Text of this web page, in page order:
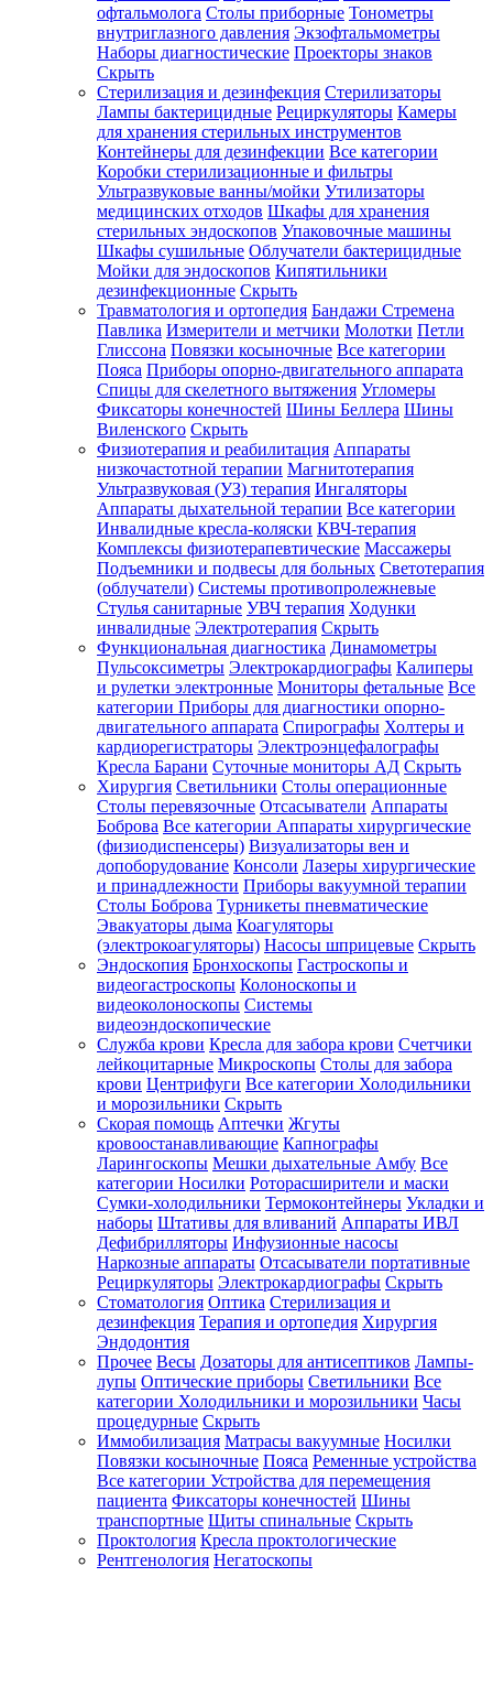
офтальмолога Столы приборные Тонометры
внутриглазного давления Экзофтальмометры
Наборы диагностические Проекторы знаков
Скрыть
Стерилизация и дезинфекция Стерилизаторы
Лампы бактерицидные Рециркуляторы Камеры
для хранения стерильных инструментов
Контейнеры для дезинфекции Все категории
Коробки стерилизационные и фильтры
Ультразвуковые ванны/мойки Утилизаторы
медицинских отходов Шкафы для хранения
стерильных эндоскопов Упаковочные машины
Шкафы сушильные Облучатели бактерицидные
Мойки для эндоскопов Кипятильники
дезинфекционные Скрыть
Травматология и ортопедия Бандажи Стремена
Павлика Измерители и метчики Молотки Петли
Глиссона Повязки косыночные Все категории
Пояса Приборы опорно-двигательного аппарата
Спицы для скелетного вытяжения Угломеры
Фиксаторы конечностей Шины Беллера Шины
Виленского Скрыть
Физиотерапия и реабилитация Аппараты
низкочастотной терапии Магнитотерапия
Ультразвуковая (УЗ) терапия Ингаляторы
Аппараты дыхательной терапии Все категории
Инвалидные кресла-коляски КВЧ-терапия
Комплексы физиотерапевтические Массажеры
Подъемники и подвесы для больных Светотерапия
(облучатели) Системы противопролежневые
Стулья санитарные УВЧ терапия Ходунки
инвалидные Электротерапия Скрыть
Функциональная диагностика Динамометры
Пульсоксиметры Электрокардиографы Калиперы
и рулетки электронные Мониторы фетальные Все
категории Приборы для диагностики опорно-
двигательного аппарата Спирографы Холтеры и
кардиорегистраторы Электроэнцефалографы
Кресла Барани Суточные мониторы АД Скрыть
Хирургия Светильники Столы операционные
Столы перевязочные Отсасыватели Аппараты
Боброва Все категории Аппараты хирургические
(физиодиспенсеры) Визуализаторы вен и
допоборудование Консоли Лазеры хирургические
и принадлежности Приборы вакуумной терапии
Столы Боброва Турникеты пневматические
Эвакуаторы дыма Коагуляторы
(электрокоагуляторы) Насосы шприцевые Скрыть
Эндоскопия Бронхоскопы Гастроскопы и
видеогастроскопы Колоноскопы и
видеоколоноскопы Системы
видеоэндоскопические
Служба крови Кресла для забора крови Счетчики
лейкоцитарные Микроскопы Столы для забора
крови Центрифуги Все категории Холодильники
и морозильники Скрыть
Скорая помощь Аптечки Жгуты
кровоостанавливающие Капнографы
Ларингоскопы Мешки дыхательные Амбу Все
категории Носилки Роторасширители и маски
Сумки-холодильники Термоконтейнеры Укладки и
наборы Штативы для вливаний Аппараты ИВЛ
Дефибрилляторы Инфузионные насосы
Наркозные аппараты Отсасыватели портативные
Рециркуляторы Электрокардиографы Скрыть
Стоматология Оптика Стерилизация и
дезинфекция Терапия и ортопедия Хирургия
Эндодонтия
Прочее Весы Дозаторы для антисептиков Лампы-
лупы Оптические приборы Светильники Все
категории Холодильники и морозильники Часы
процедурные Скрыть
Иммобилизация Матрасы вакуумные Носилки
Повязки косыночные Пояса Ременные устройства
Все категории Устройства для перемещения
пациента Фиксаторы конечностей Шины
транспортные Щиты спинальные Скрыть
Проктология Кресла проктологические
Рентгенология Негатоскопы